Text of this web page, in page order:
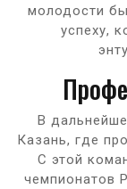
молодости
успеху,
В
Казань, где
С этой
чемпионатов